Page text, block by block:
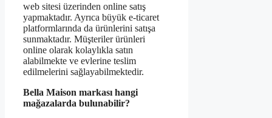
web sitesi üzerinden online satış
yapmaktadır. Ayrıca büyük e-ticaret
platformlarında da ürünlerini satışa
sunmaktadır. Müşteriler ürünleri
online olarak kolaylıkla satın
alabilmekte ve evlerine teslim
edilmelerini sağlayabilmektedir.
Bella Maison markası hangi
mağazalarda bulunabilir?